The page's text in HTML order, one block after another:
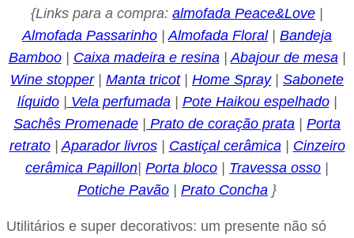
{Links para a compra: almofada Peace&Love |
Almofada Passarinho | Almofada Floral| Bandeja
Bamboo| Caixa madeira e resina | Abajour de mesa |
Wine stopper| Manta tricot| Home Spray| Sabonete
líquido| Vela perfumada | Pote Haikou espelhado|
Sachês Promenade | Prato de coração prata | Porta
retrato| Aparador livros| Castiçal cerâmica | Cinzeiro
cerâmica Papillon| Porta bloco | Travessa osso |
Potiche Pavão | Prato Concha }
Utilitários e super decorativos: um presente não só